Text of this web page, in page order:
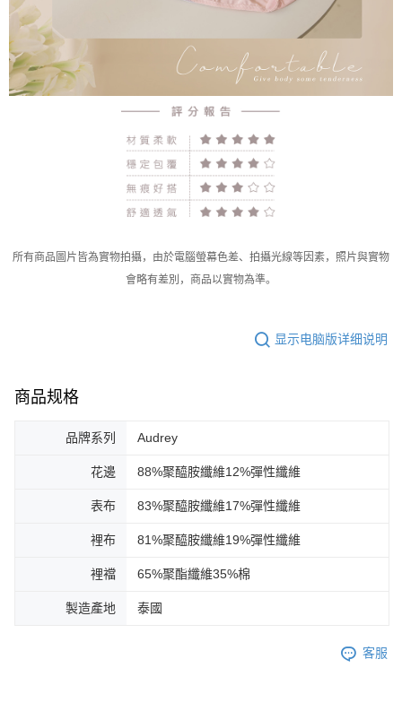
所有商品圖片皆為實物拍攝，由於電腦螢幕色差、拍攝光線等因素，照片與實物
會略有差別，商品以實物為準。
显示电脑版详细说明
商品规格
品牌系列 Audrey
花邊 88%聚醯胺纖維12%彈性纖維
表布 83%聚醯胺纖維17%彈性纖維
裡布 81%聚醯胺纖維19%彈性纖維
裡襠 65%聚酯纖維35%棉
製造產地 泰國
客服